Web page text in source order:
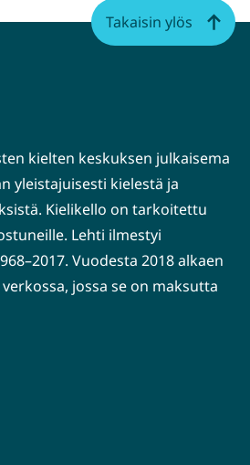
kielten keskuksen julkaisema
yleistajuisesti kielestä ja
Kielikello on tarkoitettu
Lehti ilmestyi
Vuodesta 2018 alkaen
jossa se on maksutta
Takaisin ylös